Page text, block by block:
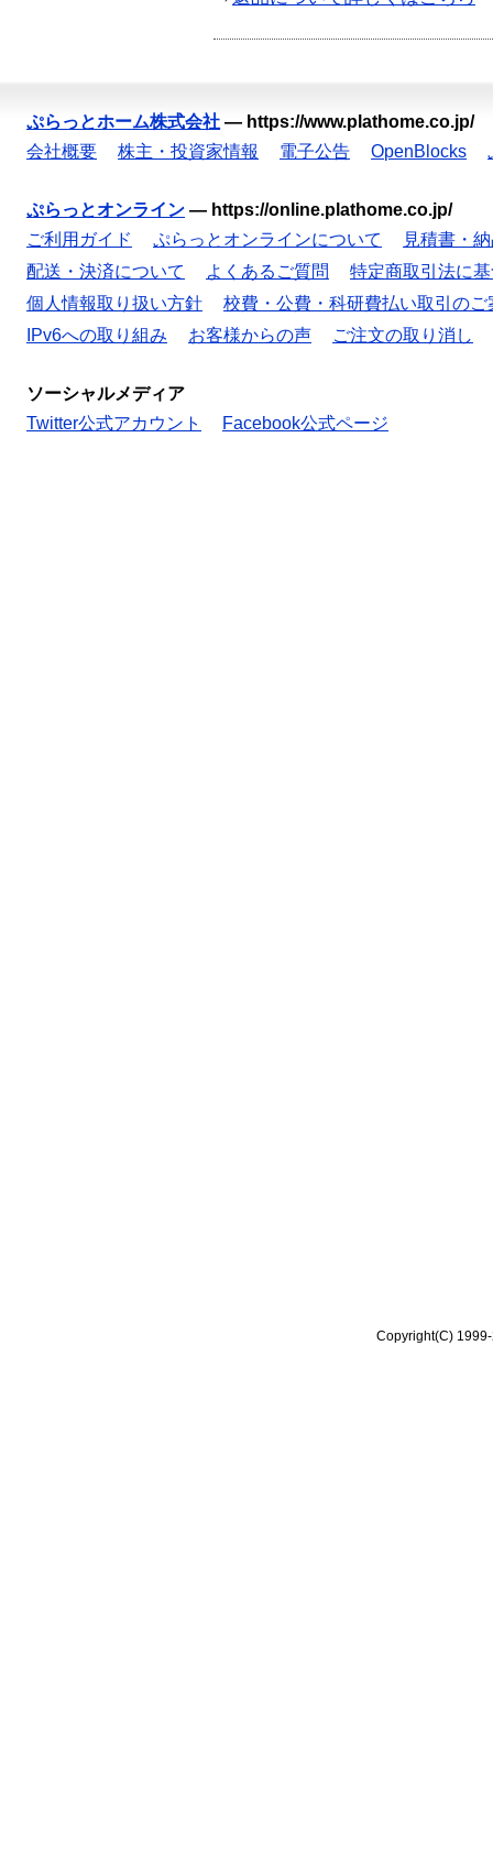
ぷらっとホーム株式会社 — https://www.plathome.co.jp/
会社概要
株主・投資家情報 電子公告 OpenBlocks
ぷらっとオンライン — https://online.plathome.co.jp/
ご利用ガイド
ぷらっとオンラインについて
見積書・
配送・決済について
よくあるご質問
特定商取引法に
個人情報取り扱い方針
校費・公費・科研費払い取引のご
IPv6への取り組み
お客様からの声 ご注文の取り消し
ソーシャルメディア
Twitter公式アカウント
Facebook公式ページ
Copyright(C)